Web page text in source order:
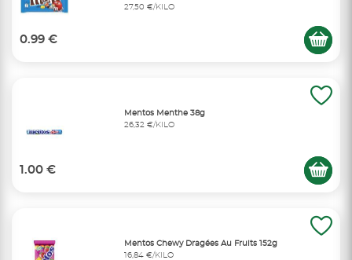
27,50 €/KILO
0.99 €
Mentos Menthe 38g
26,32 €/KILO
1.00 €
Mentos Chewy Dragées Au Fruits 152g
16,84 €/KILO